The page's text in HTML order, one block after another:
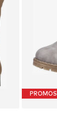
PROMOS